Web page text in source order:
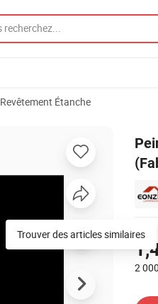
Revêtement Étanche
Tarifs
2
Trouver des articles similaires